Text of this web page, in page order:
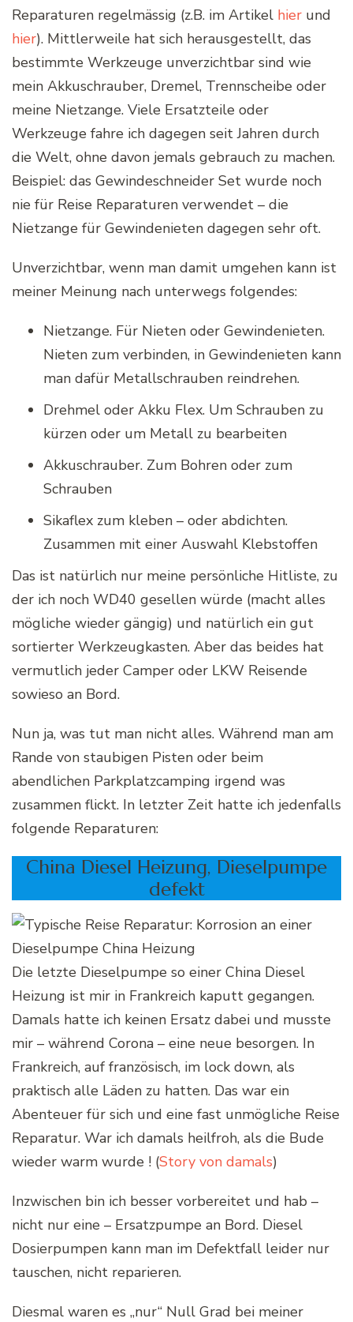
Reparaturen regelmässig (z.B. im Artikel hier und
hier). Mittlerweile hat sich herausgestellt, das
bestimmte Werkzeuge unverzichtbar sind wie
mein Akkuschrauber, Dremel, Trennscheibe oder
meine Nietzange. Viele Ersatzteile oder
Werkzeuge fahre ich dagegen seit Jahren durch
die Welt, ohne davon jemals gebrauch zu machen.
Beispiel: das Gewindeschneider Set wurde noch
nie für Reise Reparaturen verwendet – die
Nietzange für Gewindenieten dagegen sehr oft.
Unverzichtbar, wenn man damit umgehen kann ist
meiner Meinung nach unterwegs folgendes:
Nietzange. Für Nieten oder Gewindenieten.
Nieten zum verbinden, in Gewindenieten kann
man dafür Metallschrauben reindrehen.
Drehmel oder Akku Flex. Um Schrauben zu
kürzen oder um Metall zu bearbeiten
Akkuschrauber. Zum Bohren oder zum
Schrauben
Sikaflex zum kleben – oder abdichten.
Zusammen mit einer Auswahl Klebstoffen
Das ist natürlich nur meine persönliche Hitliste, zu
der ich noch WD40 gesellen würde (macht alles
mögliche wieder gängig) und natürlich ein gut
sortierter Werkzeugkasten. Aber das beides hat
vermutlich jeder Camper oder LKW Reisende
sowieso an Bord.
Nun ja, was tut man nicht alles. Während man am
Rande von staubigen Pisten oder beim
abendlichen Parkplatzcamping irgend was
zusammen flickt. In letzter Zeit hatte ich jedenfalls
folgende Reparaturen:
China Diesel Heizung, Dieselpumpe
defekt
Die letzte Dieselpumpe so einer China Diesel
Heizung ist mir in Frankreich kaputt gegangen.
Damals hatte ich keinen Ersatz dabei und musste
mir – während Corona – eine neue besorgen. In
Frankreich, auf französisch, im lock down, als
praktisch alle Läden zu hatten. Das war ein
Abenteuer für sich und eine fast unmögliche Reise
Reparatur. War ich damals heilfroh, als die Bude
wieder warm wurde ! (Story von damals)
Inzwischen bin ich besser vorbereitet und hab –
nicht nur eine – Ersatzpumpe an Bord. Diesel
Dosierpumpen kann man im Defektfall leider nur
tauschen, nicht reparieren.
Diesmal waren es „nur“ Null Grad bei meiner